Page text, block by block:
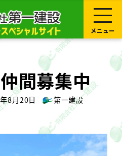
メニュー
間募集中
8月20日
著
第一建設